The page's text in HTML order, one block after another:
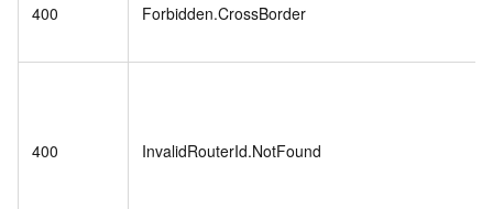
400 Forbidden.CrossBorder
400 InvalidRouterId.NotFound